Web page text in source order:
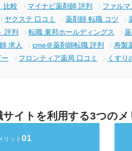
比較 マイナビ薬剤師 評判 ファル
ヤクステ 口コミ 薬剤師 転職 コツ
評判
転職 東邦ホールディングス
求人
cme＠薬剤師転職 評判 寿製
フロンティア薬局 口コミ くすり
サイトを利用する3つのメ
リット 01